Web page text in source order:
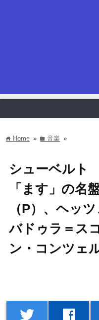
home Home » folder音楽 »
シューベルト
「ます」の
（P）、ヘッ
バドゥラ＝ス
ン・コンツェ
twitter facebook